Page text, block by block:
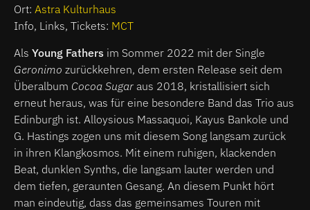
Ort: Astra Kulturhaus
Info, Links, Tickets: MCT
Als Young Fathers im Sommer 2022 mit der Single
Geronimo zurückkehren, dem ersten Release seit dem
Überalbum Cocoa Sugar aus 2018, kristallisiert sich
erneut heraus, was für eine besondere Band das Trio aus
Edinburgh ist. Alloysious Massaquoi, Kayus Bankole und
G. Hastings zogen uns mit diesem Song langsam zurück
in ihren Klangkosmos. Mit einem ruhigen, klackenden
Beat, dunklen Synths, die langsam lauter werden und
dem tiefen, geraunten Gesang. An diesem Punkt hört
man eindeutig, dass das gemeinsames Touren mit